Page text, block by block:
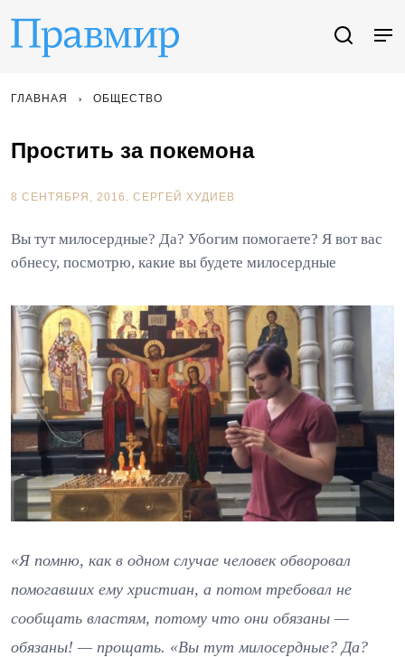
ГЛАВНАЯ ОБЩЕСТВО
Простить за покемона
8 СЕНТЯБРЯ, 2016. СЕРГЕЙ ХУДИЕВ
Вы тут милосердные? Да? Убогим помогаете? Я вот вас
обнесу, посмотрю, какие вы будете милосердные
«Я помню, как в одном случае человек обворовал
помогавших ему христиан, а потом требовал не
сообщать властям, потому что они обязаны —
обязаны! — прощать. «Вы тут милосердные? Да?